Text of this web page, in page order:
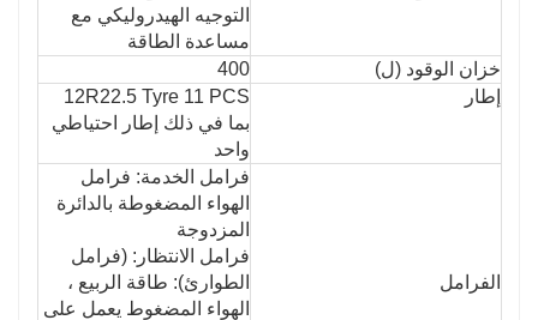
التوجيه الهيدروليكي مع
مساعدة الطاقة
خزان الوقود (ل)
400
إطار
12R22.5 Tyre 11 PCS
بما في ذلك إطار احتياطي
واحد
الفرامل
فرامل الخدمة: فرامل
الهواء المضغوطة بالدائرة
المزدوجة
فرامل الانتظار: (فرامل
الطوارئ): طاقة الربيع ،
الهواء المضغوط يعمل على